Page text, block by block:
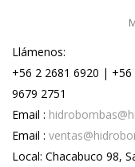
Llámenos:
+56 2 2681 6920 |
9679 2751
Email :
Email :
Local: Chacabuco 98,